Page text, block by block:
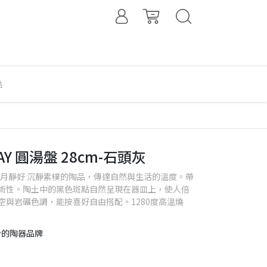
圓湯盤 28cm-石頭灰
靜好 沉靜素樸的陶品，傳達自然與生活的溫度。帶
性。陶土中的黑色斑點自然呈現在器皿上，使人倍
與岩礦色調，能按喜好自由搭配。1280度高溫燒
陶器品牌